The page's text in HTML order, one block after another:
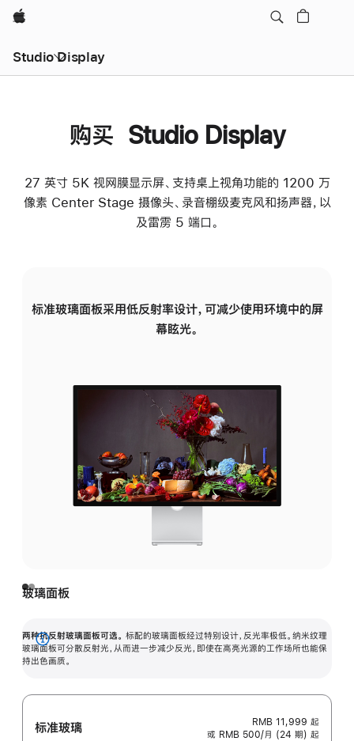
Apple
Studio Display
购买 Studio Display
27 英寸 5K 视网膜显示屏、支持桌上视角功能的 1200 万
像素 Center Stage 摄像头、录音棚级麦克风和扬声器，以
及雷雳 5 端口。
标准玻璃面板采用低反射率设计，可减少使用环境中的屏
幕眩光。
玻璃面板
两种抗反射玻璃面板可选。 标配的玻璃面板经过特别设计，反光率极低。纳米纹理
玻璃面板可分散反射光，从而进一步减少反光，即使在高亮光源的工作场所也能保
持出色画质。
展
开
标准玻璃 RMB 11,999 起
或 RMB 500/月 (24 期) 起